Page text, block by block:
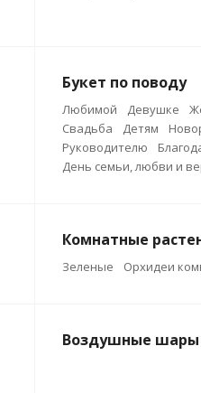
Букет по поводу
Любимой Девушке
Свадьба
Детям
Руководителю
День семьи, любви и
Комнатные
Зеленые Орхидеи
Воздушные шары